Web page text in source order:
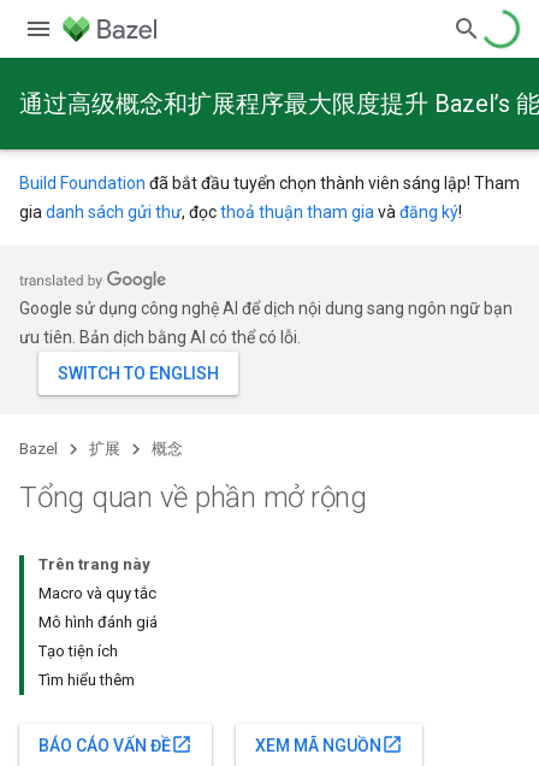
通过高级概念和扩展程序最大限度提升 Bazel’s
Build Foundation đã bắt đầu tuyển chọn thành viên sáng lập! Tham
gia danh sách gửi thư, đọcthoả thuận tham gia và đăng ký!
Google sử dụng công nghệ AI để dịch nội dung sang ngôn ngữ bạn
ưu tiên. Bản dịch bằng AI có thể có lỗi.
Bazel 扩展 概念
Tổng quan về phần mở rộng
Trên trang này
Macro và quy tắc
Mô hình đánh giá
Tạo tiện ích
Tìm hiểu thêm
BÁO CÁO VẤN ĐỀopen_in_new XEM MÃ NGUỒN open_in_new